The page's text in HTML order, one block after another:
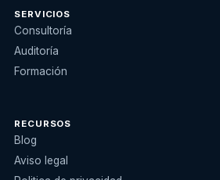
SERVICIOS
Consultoría
Auditoría
Formación
RECURSOS
Blog
Aviso legal